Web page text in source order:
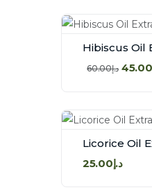
د.إ60.00
د.إ25.00